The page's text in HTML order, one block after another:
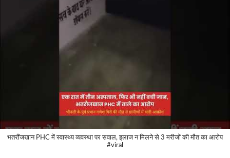
भतरौंजखान PHC में स्वास्थ्य व्यवस्था पर सवाल, इलाज न मिलने से 3 मरीजों की मौत का आरोप
#viral